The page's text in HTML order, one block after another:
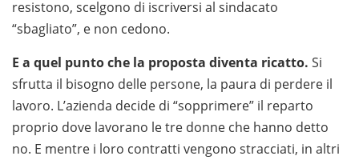
resistono, scelgono di iscriversi al sindacato
“sbagliato”, e non cedono.
E a quel punto che la proposta diventa ricatto. Si
sfrutta il bisogno delle persone, la paura di perdere il
lavoro. L’azienda decide di “sopprimere” il reparto
proprio dove lavorano le tre donne che hanno detto
no. E mentre i loro contratti vengono stracciati, in altri